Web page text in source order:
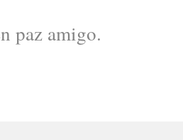
paz amigo.